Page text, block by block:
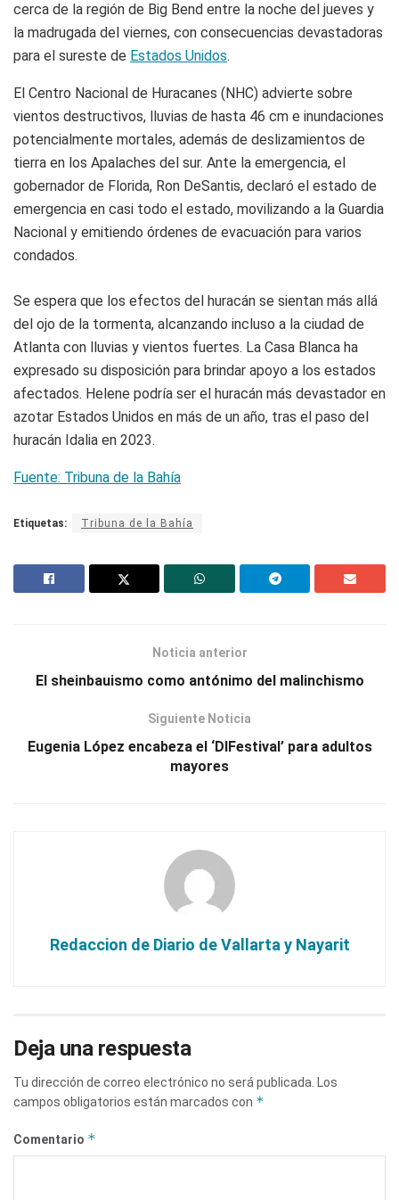
cerca de la región de Big Bend entre la noche del jueves y
la madrugada del viernes, con consecuencias devastadoras
para el sureste de Estados Unidos.
El Centro Nacional de Huracanes (NHC) advierte sobre
vientos destructivos, lluvias de hasta 46 cm e inundaciones
potencialmente mortales, además de deslizamientos de
tierra en los Apalaches del sur. Ante la emergencia, el
gobernador de Florida, Ron DeSantis, declaró el estado de
emergencia en casi todo el estado, movilizando a la Guardia
Nacional y emitiendo órdenes de evacuación para varios
condados.
Se espera que los efectos del huracán se sientan más allá
del ojo de la tormenta, alcanzando incluso a la ciudad de
Atlanta con lluvias y vientos fuertes. La Casa Blanca ha
expresado su disposición para brindar apoyo a los estados
afectados. Helene podría ser el huracán más devastador en
azotar Estados Unidos en más de un año, tras el paso del
huracán Idalia en 2023.
Fuente: Tribuna de la Bahía
Etiquetas: Tribuna de la Bahía
Noticia anterior
El sheinbauismo como antónimo del malinchismo
Siguiente Noticia
Eugenia López encabeza el ‘DIFestival’ para adultos
mayores
Redaccion de Diario de Vallarta y Nayarit
Deja una respuesta
Tu dirección de correo electrónico no será publicada. Los
campos obligatorios están marcados con *
Comentario *